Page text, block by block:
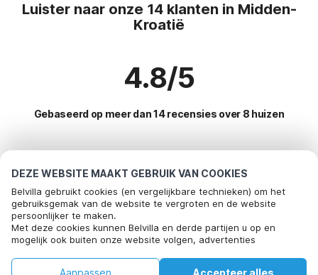
DEZE WEBSITE MAAKT GEBRUIK VAN COOKIES
Belvilla gebruikt cookies (en vergelijkbare technieken) om het
gebruiksgemak van de website te vergroten en de website
persoonlijker te maken.
Met deze cookies kunnen Belvilla en derde partijen u op en
mogelijk ook buiten onze website volgen, advertenties
social media.
Accepteer alles
Aanpassen
Luister naar onze 14 klanten in Midden-
Kroatië
4.8/5
Gebaseerd op meer dan 14 recensies over 8 huizen
Meest populaire bestemmingen voor
vakantie
Populaire voorzieningen voor vakantie in Midden-kroatië
Vakantie met hond - Huisdiervriendelijke vakantiehuizen
Vakantiehuis met barbecue
Top regio's met top voorzieningen voor vakantie
Vakantie appartementen dalmatie